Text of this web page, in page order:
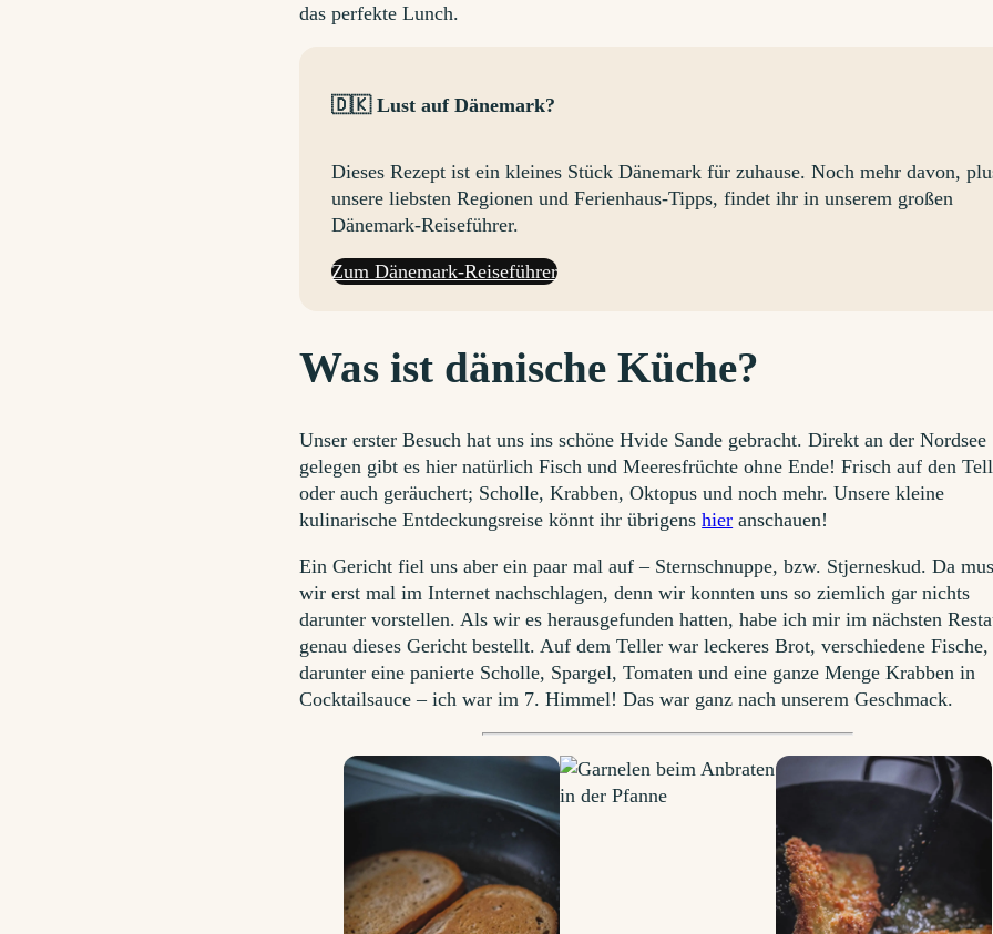
das perfekte Lunch.
🇩🇰 Lust auf Dänemark?
Dieses Rezept ist ein kleines Stück Dänemark für zuhause. Noch mehr davon,
unsere liebsten Regionen und Ferienhaus-Tipps, findet ihr in unserem großen
Dänemark-Reiseführer.
Zum Dänemark-Reiseführer
Was ist dänische Küche?
Unser erster Besuch hat uns ins schöne Hvide Sande gebracht. Direkt an der Nordsee
gelegen gibt es hier natürlich Fisch und Meeresfrüchte ohne Ende! Frisch auf den
oder auch geräuchert; Scholle, Krabben, Oktopus und noch mehr. Unsere kleine
kulinarische Entdeckungsreise könnt ihr übrigenshier anschauen!
Ein Gericht fiel uns aber ein paar mal auf – Sternschnuppe, bzw. Stjerneskud. Da
wir erst mal im Internet nachschlagen, denn wir konnten uns so ziemlich gar nichts
darunter vorstellen. Als wir es herausgefunden hatten, habe ich mir im nächsten
genau dieses Gericht bestellt. Auf dem Teller war leckeres Brot, verschiedene Fische,
darunter eine panierte Scholle, Spargel, Tomaten und eine ganze Menge Krabben in
Cocktailsauce – ich war im 7. Himmel! Das war ganz nach unserem Geschmack.